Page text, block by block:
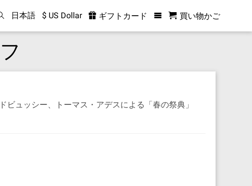
日本語 $ US Dollar ギフトカード 買い物かご
ュッシー、トーマス・アデスによる「春の祭典」